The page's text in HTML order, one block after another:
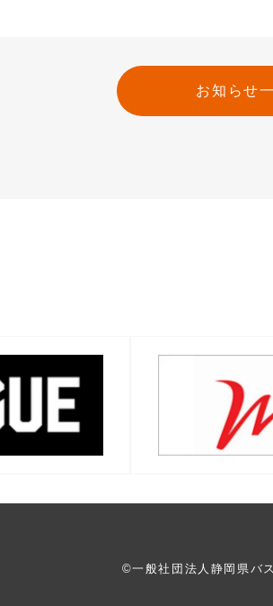
お知らせ
©一般社団法人静岡県バ